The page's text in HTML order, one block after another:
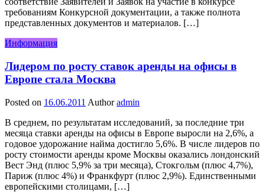
требованиям Конкурсной документации, а также полнота
представленных документов и материалов. […]
Информация
Лидером по росту ставок аренды на офисы в
Европе стала Москва
Posted on 16.06.2011 Author admin
В среднем, по результатам исследований, за последние три
месяца ставки аренды на офисы в Европе выросли на 2,6%, а
годовое удорожание найма достигло 5,6%. В числе лидеров по
росту стоимости аренды кроме Москвы оказались лондонский
Вест Энд (плюс 5,9% за три месяца), Стокгольм (плюс 4,7%),
Париж (плюс 4%) и Франкфурт (плюс 2,9%). Единственными
европейскими столицами, […]